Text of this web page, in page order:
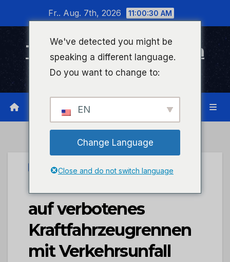
wechseln
Fr.. Aug. 7th, 2026 11:00:31 AM
Timeline Bad Kreuznach
Infonetzwerk für Bad Kreuznach
UNCATEGORIZED
POL-PDWO: Verdacht
auf verbotenes
Kraftfahrzeugrennen
mit Verkehrsunfall
We've detected you might be
speaking a different language.
Do you want to change to:
EN
Change Language
Close and do not switch language